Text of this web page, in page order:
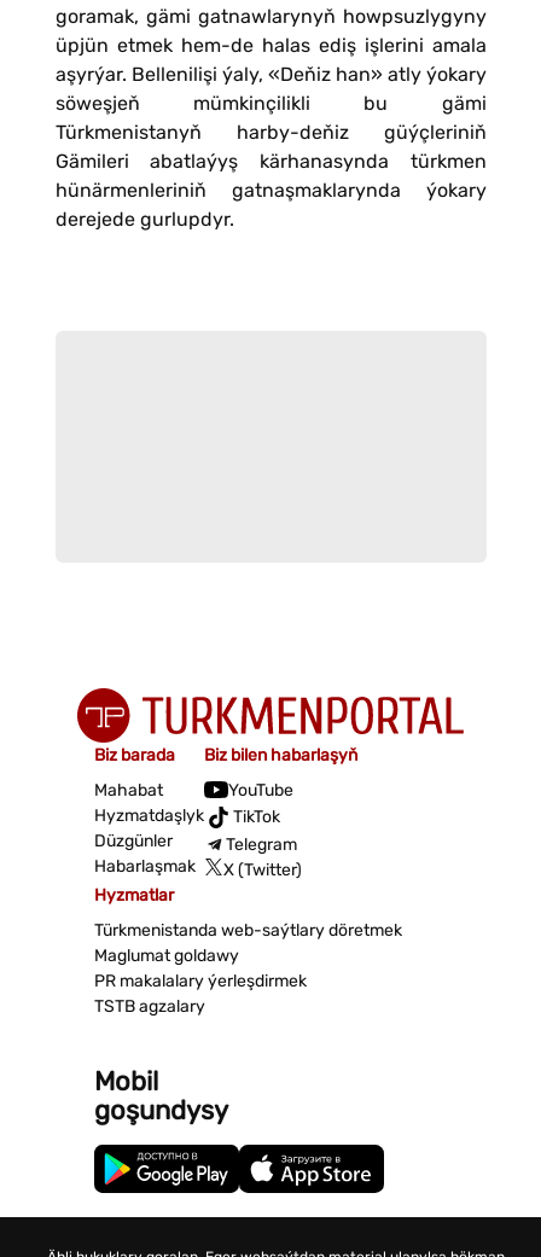
goramak, gämi gatnawlarynyň howpsuzlygyny
üpjün etmek hem-de halas ediş işlerini amala
aşyrýar. Bellenilişi ýaly, «Deňiz han» atly ýokary
söweşjeň mümkinçilikli bu gämi
Türkmenistanyň harby-deňiz güýçleriniň
Gämileri abatlaýyş kärhanasynda türkmen
hünärmenleriniň gatnaşmaklarynda ýokary
derejede gurlupdyr.
Biz barada
Mahabat
Hyzmatdaşlyk
Düzgünler
Habarlaşmak
Biz bilen habarlaşyň
YouTube
TikTok
Telegram
X (Twitter)
Hyzmatlar
Türkmenistanda web-saýtlary döretmek
Maglumat goldawy
PR makalalary ýerleşdirmek
TSTB agzalary
Mobil
goşundysy